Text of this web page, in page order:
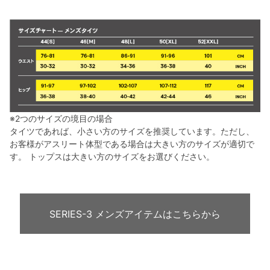
※2つのサイズの境目の場合
タイツであれば、小さい方のサイズを推奨しています。ただし、
お客様がアスリート体型である場合は大きい方のサイズが適切で
す。 トップスは大きい方のサイズをお選びください。
SERIES-3 メンズアイテムはこちらから